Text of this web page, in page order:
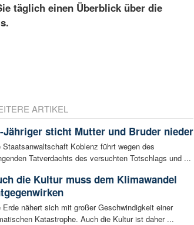
täglich einen Überblick über die
ARTIKEL
Jähriger sticht Mutter und Bruder nieder
Staatsanwaltschaft Koblenz führt wegen des
Tatverdachts des versuchten Totschlags und ...
die Kultur muss dem Klimawandel
Erde nähert sich mit großer Geschwindigkeit einer
Katastrophe. Auch die Kultur ist daher ...